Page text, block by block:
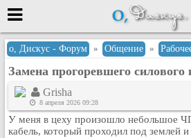
Меню
или войти через
Вход с 7ooo.ru
о, Дискус - Форум » Общение »
Замена прогоревшего силового
Grisha
8 апреля 2026 09:28
У меня в цеху произошло небольшое
кабель, который проходил под землей